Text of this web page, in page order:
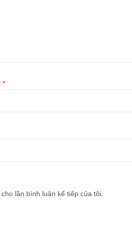
*
lần bình luận kế tiếp của tôi.